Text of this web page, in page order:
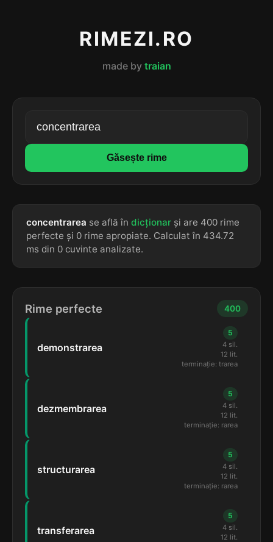
RIMEZI.RO
made by traian
Găsește rime
concentrarea se află în dicționar și are 400 rime
perfecte și 0 rime apropiate. Calculat în 434.72
ms din 0 cuvinte analizate.
Rime perfecte 400
demonstrarea
5
4 sil.
12 lit.
terminație: trarea
dezmembrarea
5
4 sil.
12 lit.
terminație: rarea
structurarea
5
4 sil.
12 lit.
terminație: rarea
transferarea
5
4 sil.
12 lit.